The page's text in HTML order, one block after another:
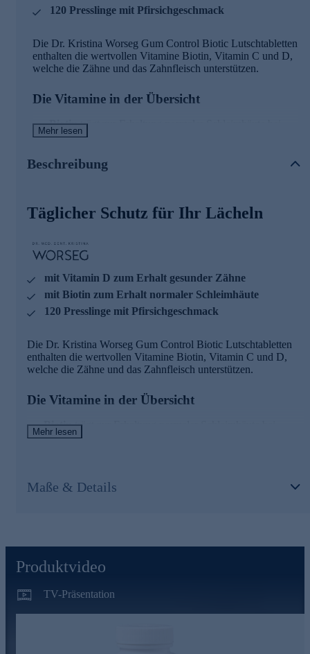
120 Presslinge mit Pfirsichgeschmack
Die Dr. Kristina Worseg Gum Control Biotic Lutschtabletten
enthalten die wertvollen Vitamine Biotin, Vitamin C und D,
welche die Zähne und das Zahnfleisch unterstützen.
Die Vitamine in der Übersicht
Biotinträgt zur Erhaltung normaler Schleimhäute bei.
Vitamin C
einer normalen Kollagenbildung für eine normale
Funktion der Zähne bei.
Gleich heute noch bequem online bestellen.
Mehr lesen
Beschreibung
Täglicher Schutz für Ihr Lächeln
mit Vitamin D zum Erhalt gesunder Zähne
mit Biotin zum Erhalt normaler Schleimhäute
120 Presslinge mit Pfirsichgeschmack
Die Dr. Kristina Worseg Gum Control Biotic Lutschtabletten
enthalten die wertvollen Vitamine Biotin, Vitamin C und D,
welche die Zähne und das Zahnfleisch unterstützen.
Die Vitamine in der Übersicht
Biotinträgt zur Erhaltung normaler Schleimhäute bei.
Vitamin C
Vitamin Dträgt zur Erhaltung normaler Zähne bei.
Mehr lesen
Maße & Details
Produktvideo
TV-Präsentation